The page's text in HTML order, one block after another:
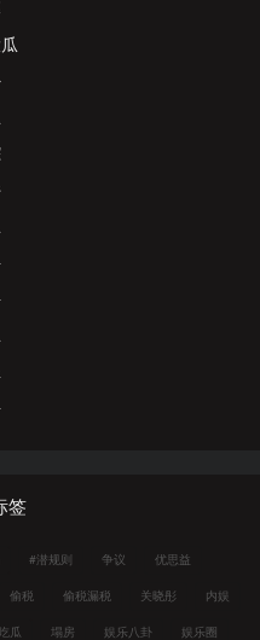
签
#潜规则 争议 优思益
偷税 偷税漏税 关晓彤 内娱
吃瓜 塌房 娱乐八卦 娱乐圈